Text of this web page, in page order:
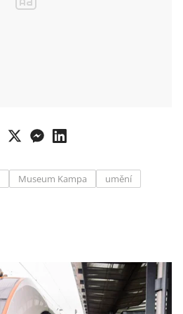
Museum Kampa
umění